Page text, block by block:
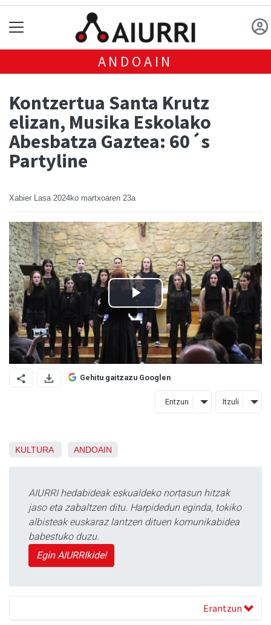
ANDOAIN
Kontzertua Santa Krutz
elizan, Musika Eskolako
Abesbatza Gaztea: 60´s
Partyline
Xabier Lasa 2024ko martxoaren 23a
Gehitu gaitzazu Googlen
Entzun Itzuli
KULTURA ANDOAIN
AIURRI hedabideak eskualdeko nortasun hitzak
jaso eta zabaltzen ditu. Harpidedun eginda, tokiko
albisteak euskaraz lantzen dituen komunikabidea
babestuko duzu.
Egin AIURRIkide!
Erantzun